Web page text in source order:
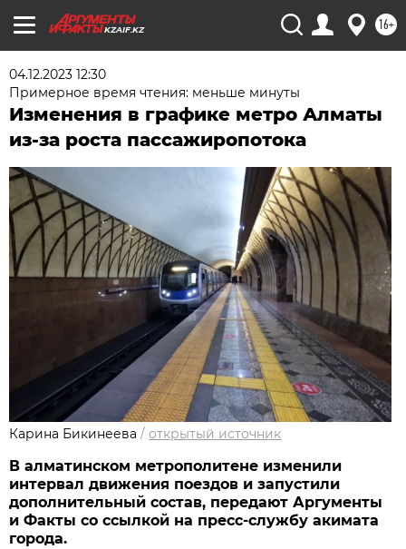
KZAIF.KZ 16+
04.12.2023 12:30
Примерное время чтения: меньше минуты
Изменения в графике метро Алматы
из-за роста пассажиропотока
Карина Бикинеева /открытый источник
В алматинском метрополитене изменили
интервал движения поездов и запустили
дополнительный состав, передают Аргументы
и Факты со ссылкой на пресс-службу акимата
города.